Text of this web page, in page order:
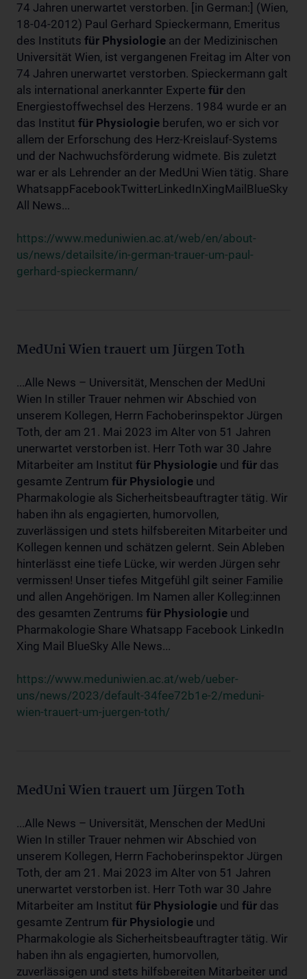
74 Jahren unerwartet verstorben. [in German:] (Wien,
18-04-2012) Paul Gerhard Spieckermann, Emeritus
des Instituts für Physiologie an der Medizinischen
Universität Wien, ist vergangenen Freitag im Alter von
74 Jahren unerwartet verstorben. Spieckermann galt
als international anerkannter Experte für den
Energiestoffwechsel des Herzens. 1984 wurde er an
das Institut für Physiologie berufen, wo er sich vor
allem der Erforschung des Herz-Kreislauf-Systems
und der Nachwuchsförderung widmete. Bis zuletzt
war er als Lehrender an der MedUni Wien tätig. Share
WhatsappFacebookTwitterLinkedInXingMailBlueSky
All News...
https://www.meduniwien.ac.at/web/en/about-
us/news/detailsite/in-german-trauer-um-paul-
gerhard-spieckermann/
MedUni Wien trauert um Jürgen Toth
...Alle News – Universität, Menschen der MedUni
Wien In stiller Trauer nehmen wir Abschied von
unserem Kollegen, Herrn Fachoberinspektor Jürgen
Toth, der am 21. Mai 2023 im Alter von 51 Jahren
unerwartet verstorben ist. Herr Toth war 30 Jahre
Mitarbeiter am Institut für Physiologie und für das
gesamte Zentrum für Physiologie und
Pharmakologie als Sicherheitsbeauftragter tätig. Wir
haben ihn als engagierten, humorvollen,
zuverlässigen und stets hilfsbereiten Mitarbeiter und
Kollegen kennen und schätzen gelernt. Sein Ableben
hinterlässt eine tiefe Lücke, wir werden Jürgen sehr
vermissen! Unser tiefes Mitgefühl gilt seiner Familie
und allen Angehörigen. Im Namen aller Kolleg:innen
des gesamten Zentrums für Physiologie und
Pharmakologie Share Whatsapp Facebook LinkedIn
Xing Mail BlueSky Alle News...
https://www.meduniwien.ac.at/web/ueber-
uns/news/2023/default-34fee72b1e-2/meduni-
wien-trauert-um-juergen-toth/
MedUni Wien trauert um Jürgen Toth
...Alle News – Universität, Menschen der MedUni
Wien In stiller Trauer nehmen wir Abschied von
unserem Kollegen, Herrn Fachoberinspektor Jürgen
Toth, der am 21. Mai 2023 im Alter von 51 Jahren
unerwartet verstorben ist. Herr Toth war 30 Jahre
Mitarbeiter am Institut für Physiologie und für das
gesamte Zentrum für Physiologie und
Pharmakologie als Sicherheitsbeauftragter tätig. Wir
haben ihn als engagierten, humorvollen,
zuverlässigen und stets hilfsbereiten Mitarbeiter und